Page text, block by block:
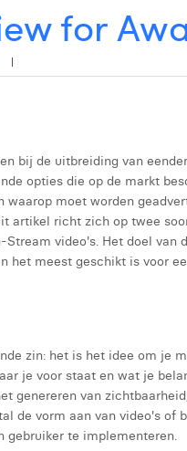
for
bij de uitbreiding van
opties die op de markt
moet worden
artikel richt zich op twee
video's. Het doel
het meest geschikt is voor
zin: het is het idee om je
je voor staat en wat je
genereren van
de vorm aan van video's of
gebruiker te implementeren.